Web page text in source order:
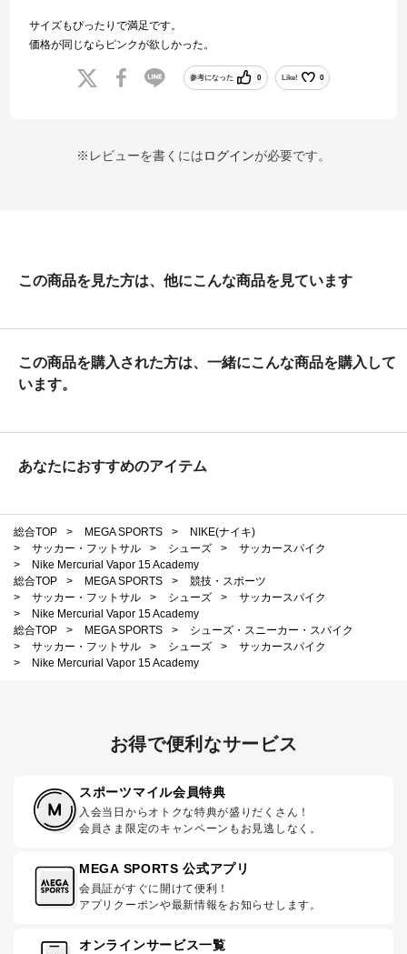
サイズもぴったりで満足です。
価格が同じならピンクが欲しかった。
参考になった 0 Like! 0
※レビューを書くにはログインが必要です。
この商品を見た方は、他にこんな商品を見ています
この商品を購入された方は、一緒にこんな商品を購入して
います。
あなたにおすすめのアイテム
総合TOP > MEGA SPORTS >
NIKE(ナイキ)
>
サッカー・フットサル > シューズ >
サッカースパイク
>
Nike Mercurial Vapor 15 Academy
総合TOP
> MEGA SPORTS >
競技・スポーツ
>
サッカー・フットサル > シューズ >
サッカースパイク
>
Nike Mercurial Vapor 15 Academy
総合TOP
> MEGA SPORTS >
シューズ・スニーカー・スパイク
>
サッカー・フットサル > シューズ >
サッカースパイク
>
Nike Mercurial Vapor 15 Academy
お得で便利なサービス
スポーツマイル会員特典
入会当日からオトクな特典が盛りだくさん！
会員さま限定のキャンペーンもお見逃しなく。
MEGA SPORTS 公式アプリ
会員証がすぐに開けて便利！
アプリクーポンや最新情報をお知らせします。
オンラインサービス一覧